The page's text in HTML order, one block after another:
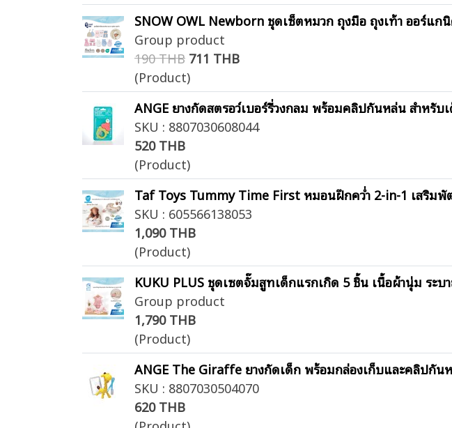
SNOW OWL Newborn ชุดเซ็ตหมวก ถุงมือ ถุงเท้า ออร์แก
Group product
190 THB 711 THB
(Product)
ANGE ยางกัดสตรอว์เบอร์รี่วงกลม พร้อมคลิปกันหล่น สำหรับ
SKU : 8807030608044
520 THB
(Product)
Taf Toys Tummy Time First หมอนฝึกคว่ำ 2-in-1 เสริมพั
SKU : 605566138053
1,090 THB
(Product)
KUKU PLUS ชุดเซตจั๊มสูทเด็กแรกเกิด 5 ชิ้น เนื้อผ้านุ่ม ระบ
Group product
1,790 THB
(Product)
ANGE The Giraffe ยางกัดเด็ก พร้อมกล่องเก็บและคลิปกั
SKU : 8807030504070
620 THB